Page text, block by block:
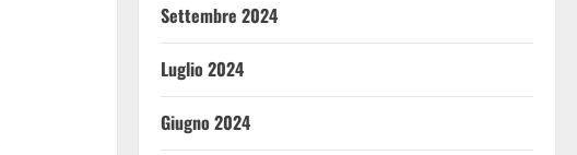
Settembre 2024
Luglio 2024
Giugno 2024